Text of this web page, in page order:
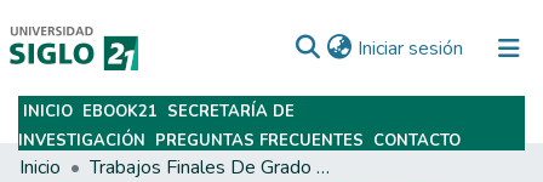
Iniciar sesión (current)
Subir
INICIO EBOOK21 SECRETARÍA DE
INVESTIGACIÓN PREGUNTAS FRECUENTES CONTACTO
Inicio
Trabajos Finales De Grado Y Posgrado